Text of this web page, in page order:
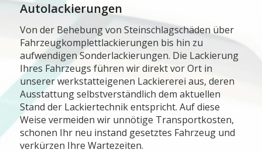
Autolackierungen
Von der Behebung von Steinschlagschäden über
Fahrzeugkomplettlackierungen bis hin zu
aufwendigen Sonderlackierungen. Die Lackierung
Ihres Fahrzeugs führen wir direkt vor Ort in
unserer werkstatteigenen Lackiererei aus, deren
Ausstattung selbstverständlich dem aktuellen
Stand der Lackiertechnik entspricht. Auf diese
Weise vermeiden wir unnötige Transportkosten,
schonen Ihr neu instand gesetztes Fahrzeug und
verkürzen Ihre Wartezeiten.